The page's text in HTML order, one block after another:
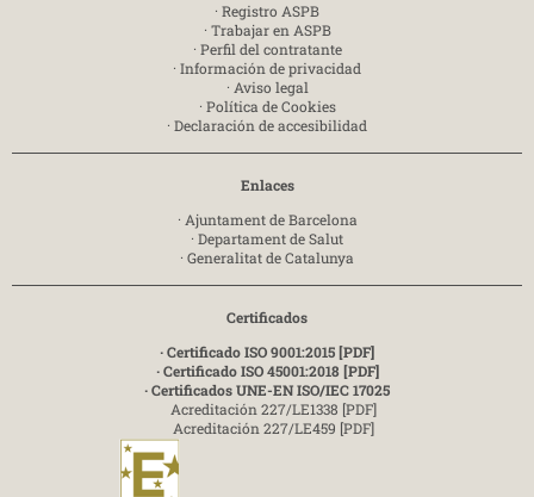
· Registro ASPB
· Trabajar en ASPB
· Perfil del contratante
· Información de privacidad
· Aviso legal
· Política de Cookies
· Declaración de accesibilidad
Enlaces
· Ajuntament de Barcelona
· Departament de Salut
· Generalitat de Catalunya
Certificados
· Certificado ISO 9001:2015 [PDF]
· Certificado ISO 45001:2018 [PDF]
· Certificados UNE-EN ISO/IEC 17025
Acreditación 227/LE1338 [PDF]
Acreditación 227/LE459 [PDF]